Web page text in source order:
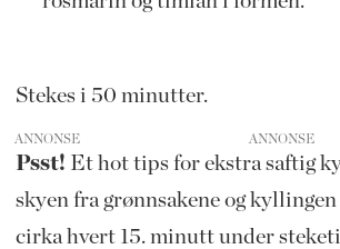
Stekes i 50 minutter.
ANNONSE
Psst! Et hot tips for ekstra saftig
skyen fra grønnsakene og
cirka hvert 15. minutt under